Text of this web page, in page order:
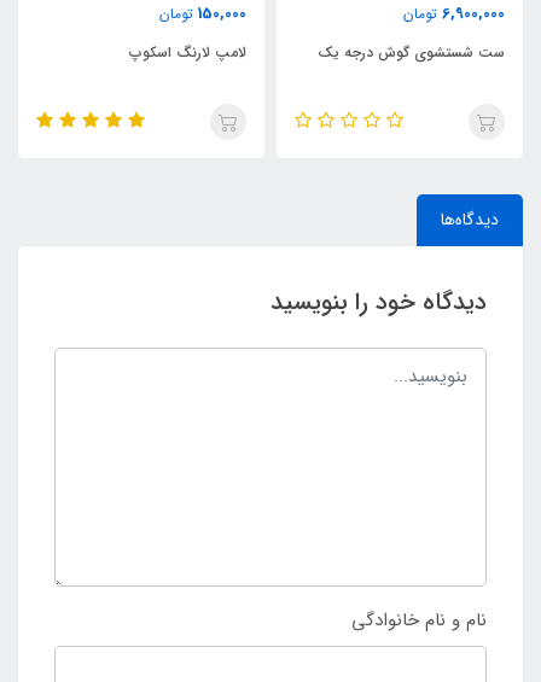
6,900,000 تومان
ست شستشوی گوش درجه یک
150,000 تومان
لامپ لارنگ اسکوپ
دیدگاه‌ها
دیدگاه خود را بنویسید
نام و نام خانوادگی